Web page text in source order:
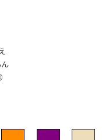
ァッション専門ブランド。
つい聞かれてしまうオシ